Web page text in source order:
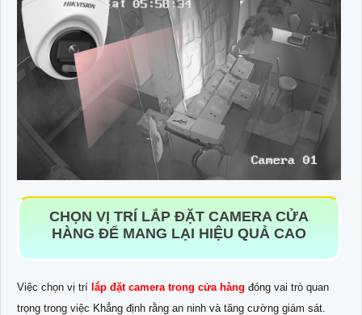
CHỌN VỊ TRÍ LẮP ĐẶT CAMERA CỬA
HÀNG ĐỂ MANG LẠI HIỆU QUẢ CAO
Việc chọn vị trí lắp đặt camera trong cửa hàng đóng vai trò quan
trọng trong việc Khẳng định rằng an ninh và tăng cường giám sát.